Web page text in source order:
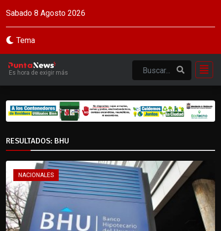
Sabado 8 Agosto 2026
Tema
Es hora de exigir más
RESULTADOS: BHU
NACIONALES